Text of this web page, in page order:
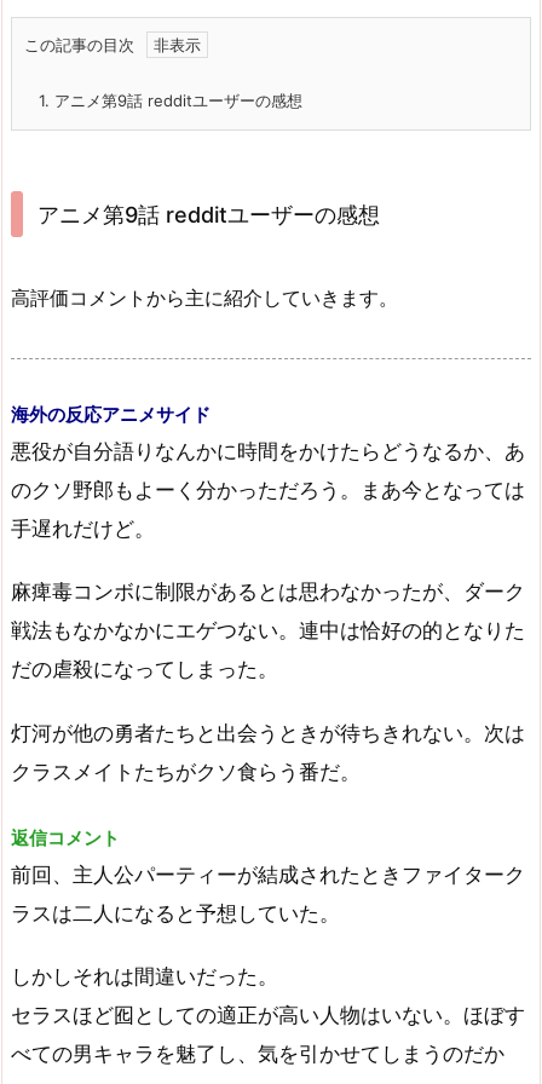
この記事の目次
1. アニメ第9話 redditユーザーの感想
アニメ第9話 redditユーザーの感想
高評価コメントから主に紹介していきます。
海外の反応アニメサイド
悪役が自分語りなんかに時間をかけたらどうなるか、あ
のクソ野郎もよーく分かっただろう。まあ今となっては
手遅れだけど。
麻痺毒コンボに制限があるとは思わなかったが、ダーク
戦法もなかなかにエゲつない。連中は恰好の的となりた
だの虐殺になってしまった。
灯河が他の勇者たちと出会うときが待ちきれない。次は
クラスメイトたちがクソ食らう番だ。
返信コメント
前回、主人公パーティーが結成されたときファイターク
ラスは二人になると予想していた。
しかしそれは間違いだった。
セラスほど囮としての適正が高い人物はいない。ほぼす
べての男キャラを魅了し、気を引かせてしまうのだか